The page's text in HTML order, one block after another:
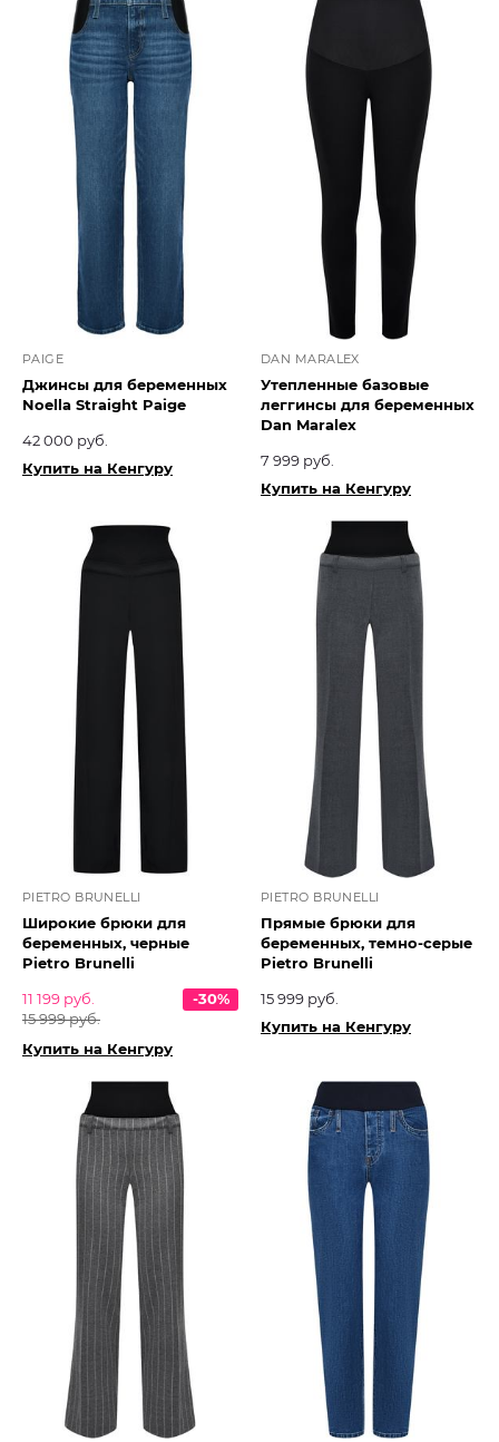
PAIGE
Джинсы для беременных
Noella Straight Paige
42 000 руб.
Купить на Кенгуру
DAN MARALEX
Утепленные базовые
леггинсы для беременных
Dan Maralex
7 999 руб.
Купить на Кенгуру
PIETRO BRUNELLI
Широкие брюки для
беременных, черные
Pietro Brunelli
11 199 руб.
15 999 руб.
-30%
Купить на Кенгуру
PIETRO BRUNELLI
Прямые брюки для
беременных, темно-серые
Pietro Brunelli
15 999 руб.
Купить на Кенгуру